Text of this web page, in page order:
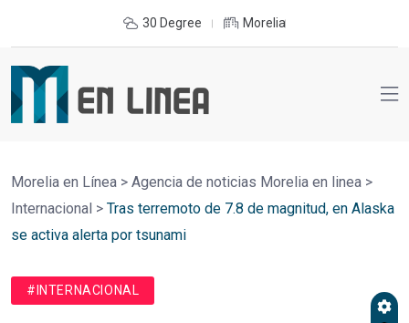
30 Degree Morelia
Morelia en Línea > Agencia de noticias Morelia en linea >
Internacional > Tras terremoto de 7.8 de magnitud, en Alaska
se activa alerta por tsunami
#INTERNACIONAL